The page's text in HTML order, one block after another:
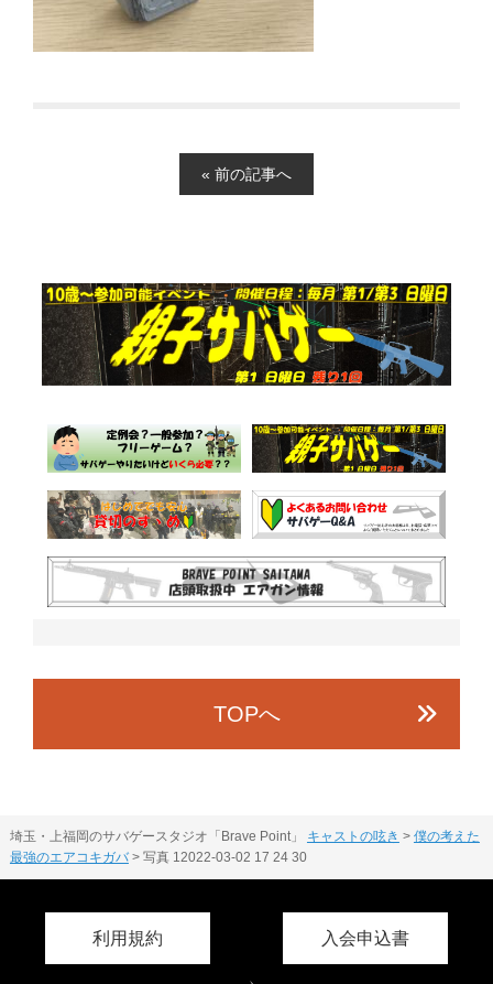
« 前の記事へ
TOPへ
埼玉・上福岡のサバゲースタジオ「Brave Point」 キャストの呟き > 僕の考えた
最強のエアコキガバ> 写真 12022-03-02 17 24 30
利用規約 入会申込書